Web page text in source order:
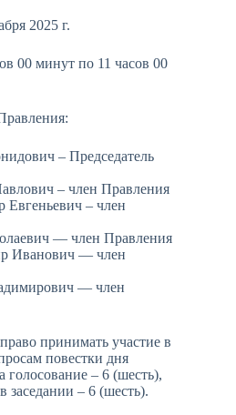
г.
00 минут по 11 часов 00
– Председатель
– член Правления
Евгеньевич – член
— член Правления
Иванович — член
— член
принимать участие в
повестки дня
голосование – 6 (шесть),
заседании – 6 (шесть).